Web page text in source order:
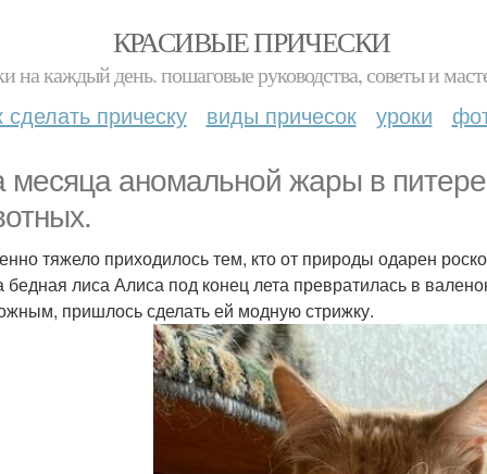
КРАСИВЫЕ ПРИЧЕСКИ
на каждый день. пошаговые руководства, советы и
сделать прическу виды причесок уроки
месяца аномальной жары в
тяжело приходилось тем, кто от природы одарен
лиса Алиса под конец лета превратилась в
пришлось сделать ей модную стрижку.